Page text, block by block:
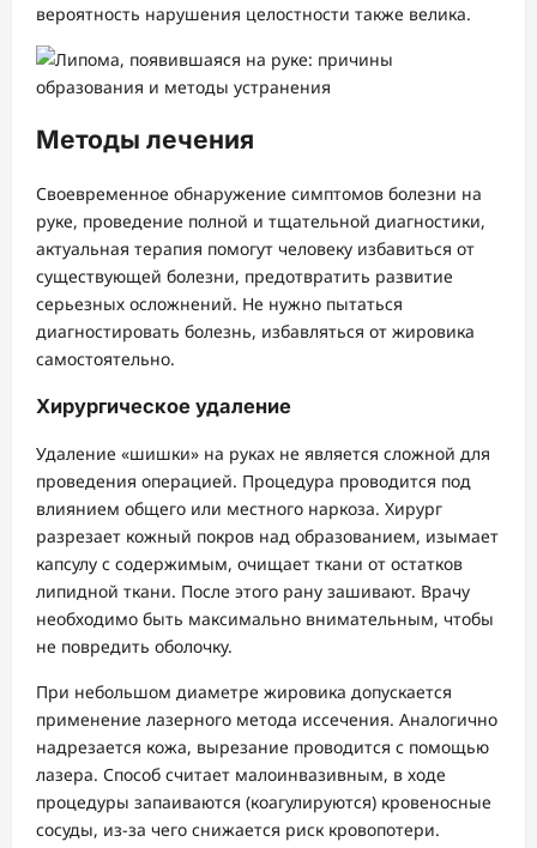
вероятность нарушения целостности также велика.
Методы лечения
Своевременное обнаружение симптомов болезни на
руке, проведение полной и тщательной диагностики,
актуальная терапия помогут человеку избавиться от
существующей болезни, предотвратить развитие
серьезных осложнений. Не нужно пытаться
диагностировать болезнь, избавляться от жировика
самостоятельно.
Хирургическое удаление
Удаление «шишки» на руках не является сложной для
проведения операцией. Процедура проводится под
влиянием общего или местного наркоза. Хирург
разрезает кожный покров над образованием, изымает
капсулу с содержимым, очищает ткани от остатков
липидной ткани. После этого рану зашивают. Врачу
необходимо быть максимально внимательным, чтобы
не повредить оболочку.
При небольшом диаметре жировика допускается
применение лазерного метода иссечения. Аналогично
надрезается кожа, вырезание проводится с помощью
лазера. Способ считает малоинвазивным, в ходе
процедуры запаиваются (коагулируются) кровеносные
сосуды, из-за чего снижается риск кровопотери.